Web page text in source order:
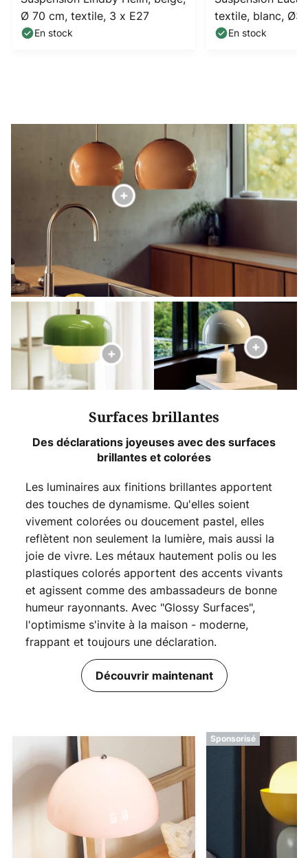
Ø 70 cm, textile, 3 x E27
En stock
textile, blanc,
En stock
Surfaces brillantes
Des déclarations joyeuses avec des surfaces
brillantes et colorées
Les luminaires aux finitions brillantes apportent
des touches de dynamisme. Qu'elles soient
vivement colorées ou doucement pastel, elles
reflètent non seulement la lumière, mais aussi la
joie de vivre. Les métaux hautement polis ou les
plastiques colorés apportent des accents vivants
et agissent comme des ambassadeurs de bonne
humeur rayonnants. Avec "Glossy Surfaces",
l'optimisme s'invite à la maison - moderne,
frappant et toujours une déclaration.
Découvrir maintenant
Sponsorisé